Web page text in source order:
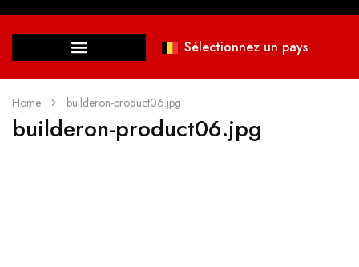
Sélectionnez un pays
Home builderon-product06.jpg
builderon-product06.jpg